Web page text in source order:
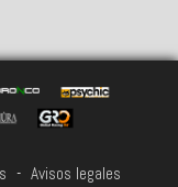
- Avisos legales